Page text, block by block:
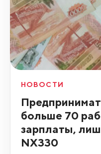
НОВОСТИ
больше 70
зарплаты,
NX330